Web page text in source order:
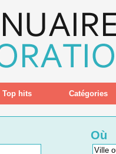
Top hits Catégories
Où